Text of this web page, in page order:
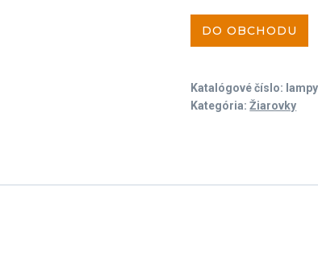
DO OBCHODU
Katalógové číslo:
Kategória:Žiarovky